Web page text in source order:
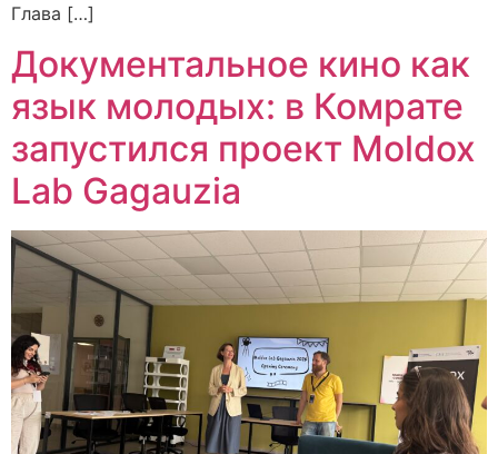
Глава […]
Документальное кино как
язык молодых: в Комрате
запустился проект Moldox
Lab Gagauzia